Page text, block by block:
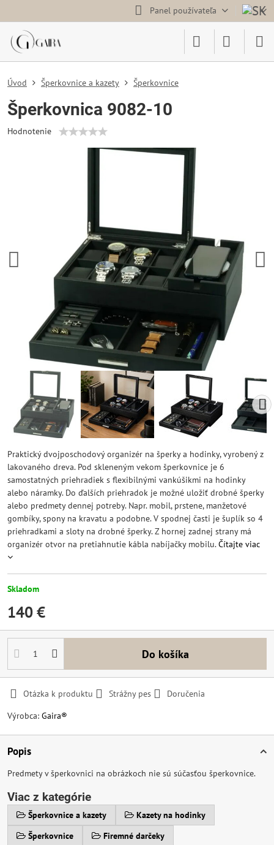
Panel používateľa
Úvod Šperkovnice a kazety Šperkovnice
Šperkovnica 9082-10
Hodnotenie
Praktický dvojposchodový organizér na šperky a hodinky, vyrobený z
lakovaného dreva. Pod skleneným vekom šperkovnice je 6
samostatných priehradiek s flexibilnými vankúšikmi na hodinky
alebo náramky. Do ďalších priehradok je možné uložiť drobné šperky
alebo predmety dennej potreby. Napr. mobil, prstene, manžetové
gombíky, spony na kravatu a podobne. V spodnej časti je šuplík so 4
priehradkami a sloty na drobné šperky. Z hornej zadnej strany má
organizér otvor na pretiahnutie kábla nabíjačky mobilu.Čítajte viac
Skladom
140 €
Do košíka
Otázka k produktu Strážny pes
Doručenia
Výrobca: Gaira®
Popis
Predmety v šperkovnici na obrázkoch nie sú súčasťou šperkovnice.
Viac z kategórie
Šperkovnice a kazety
Kazety na hodinky
Šperkovnice
Firemné darčeky